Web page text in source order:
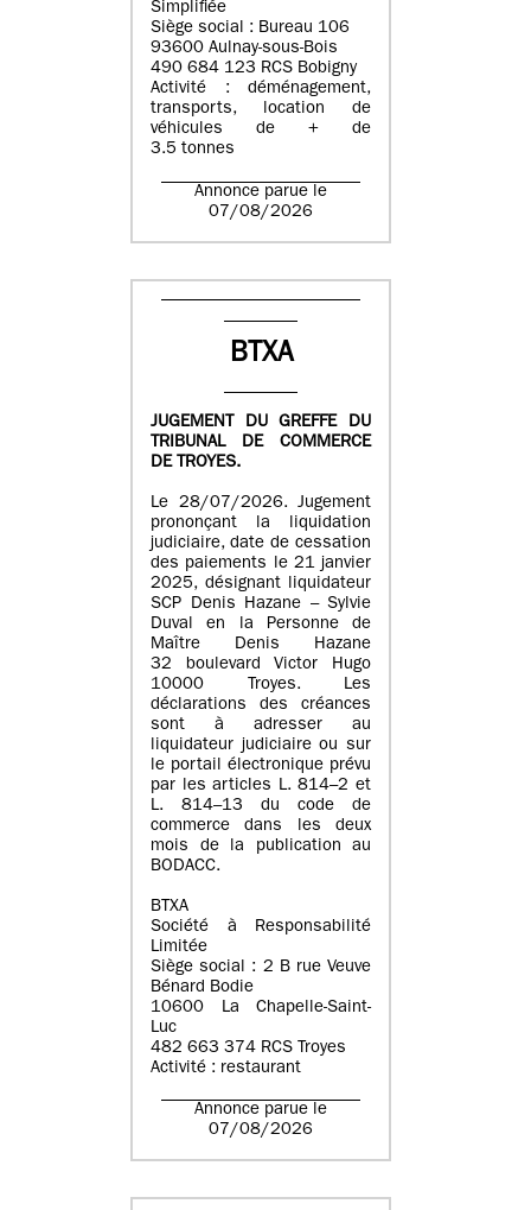
Simplifiée
Siège social : Bureau 106
93600 Aulnay-sous-Bois
490 684 123 RCS Bobigny
Activité : déménagement,
transports, location de
véhicules de + de
3.5 tonnes
Annonce parue le
07/08/2026
BTXA
JUGEMENT DU GREFFE DU
TRIBUNAL DE COMMERCE
DE TROYES.
Le 28/07/2026. Jugement
prononçant la liquidation
judiciaire, date de cessation
des paiements le 21 janvier
2025, désignant liquidateur
SCP Denis Hazane – Sylvie
Duval en la Personne de
Maître Denis Hazane
32 boulevard Victor Hugo
10000 Troyes. Les
déclarations des créances
sont à adresser au
liquidateur judiciaire ou sur
le portail électronique prévu
par les articles L. 814–2 et
L. 814–13 du code de
commerce dans les deux
mois de la publication au
BODACC.
BTXA
Société à Responsabilité
Limitée
Siège social : 2 B rue Veuve
Bénard Bodie
10600 La Chapelle-Saint-
Luc
482 663 374 RCS Troyes
Activité : restaurant
Annonce parue le
07/08/2026